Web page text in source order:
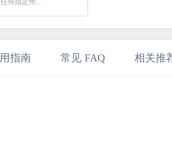
何指定州...
指南 常见 FAQ 相关推